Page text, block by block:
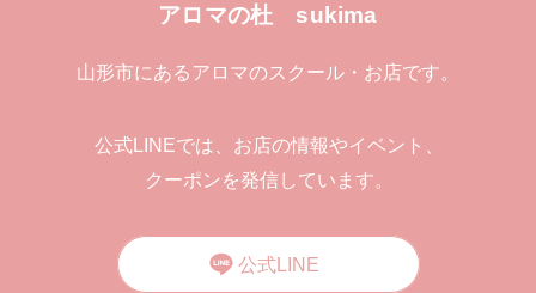
アロマの杜 sukima
山形市にあるアロマのスクール・お店です。
公式LINEでは、お店の情報やイベント、
クーポンを発信しています。
公式LINE